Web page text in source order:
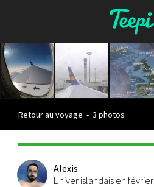
Retour au voyage - 3 photos
Alexis
L'hiver islandais en février